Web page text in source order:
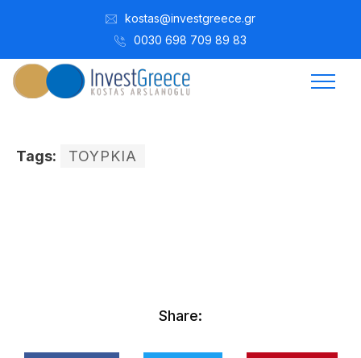
kostas@investgreece.gr
0030 698 709 89 83
Tags: ΤΟΥΡΚΙΑ
Share: